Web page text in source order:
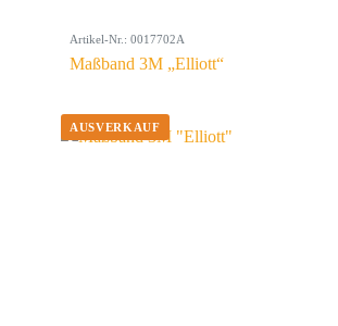
Artikel-Nr.: 0017702A
Maßband 3M „Elliott“